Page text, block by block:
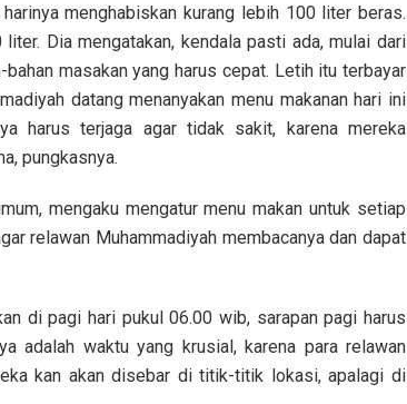
menghabiskan kurang lebih 100 liter beras.
Dia mengatakan, kendala pasti ada, mulai dari
masakan yang harus cepat. Letih itu terbayar
datang menanyakan menu makanan hari ini
harus terjaga agar tidak sakit, karena mereka
pungkasnya.
mengaku mengatur menu makan untuk setiap
relawan Muhammadiyah membacanya dan dapat
di pagi hari pukul 06.00 wib, sarapan pagi harus
adalah waktu yang krusial, karena para relawan
kan akan disebar di titik-titik lokasi, apalagi di